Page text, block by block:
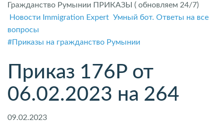
Гражданство Румынии ПРИКАЗЫ ( обновляем 24/7)
Новости Immigration Expert Умный бот. Ответы на все
вопросы
#Приказы на гражданство Румынии
Приказ 176P от
06.02.2023 на 264
09.02.2023